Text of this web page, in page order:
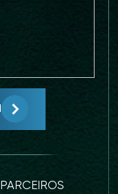
PARCEIROS